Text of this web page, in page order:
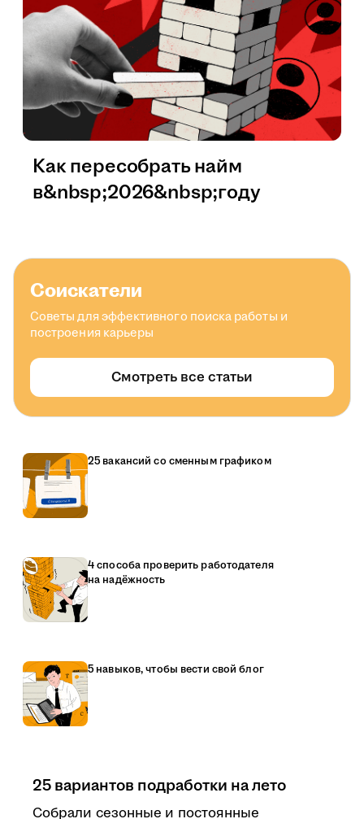
Как пересобрать найм
в&nbsp;2026&nbsp;году
Соискатели
Советы для эффективного поиска работы и
построения карьеры
Смотреть все статьи
25 вакансий со сменным графиком
4 способа проверить работодателя
на надёжность
5 навыков, чтобы вести свой блог
25 вариантов подработки на лето
Собрали сезонные и постоянные